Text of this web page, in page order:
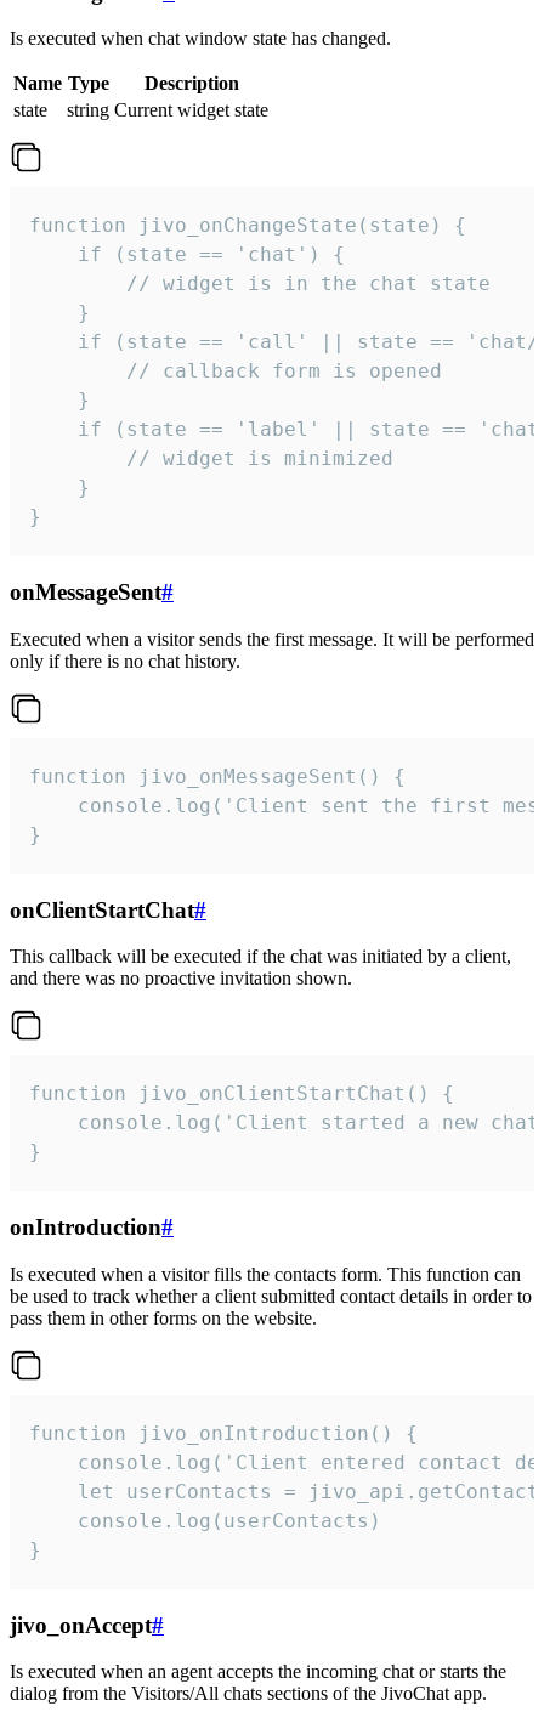
Is executed when chat window state has changed.
Name Type
Description
state
string Current widget state
function jivo_onChangeState(state) {
    if (state == 'chat') {
        // widget is in the chat state
    }
if (state == 'call' || state ==
        // callback form is opened
    }
if (state == 'label' || state ==
        // widget is minimized
    }
}
onMessageSent#
Executed when a visitor sends the first message. It will be performed
only if there is no chat history.
function jivo_onMessageSent() {
console.log('Client sent the first
}
onClientStartChat#
This callback will be executed if the chat was initiated by a client,
and there was no proactive invitation shown.
function jivo_onClientStartChat() {
console.log('Client started a new
}
onIntroduction#
Is executed when a visitor fills the contacts form. This function can
be used to track whether a client submitted contact details in order to
pass them in other forms on the website.
function jivo_onIntroduction() {
console.log('Client entered contact
let userContacts =
    console.log(userContacts)
}
jivo_onAccept#
Is executed when an agent accepts the incoming chat or starts the
dialog from the Visitors/All chats sections of the JivoChat app.